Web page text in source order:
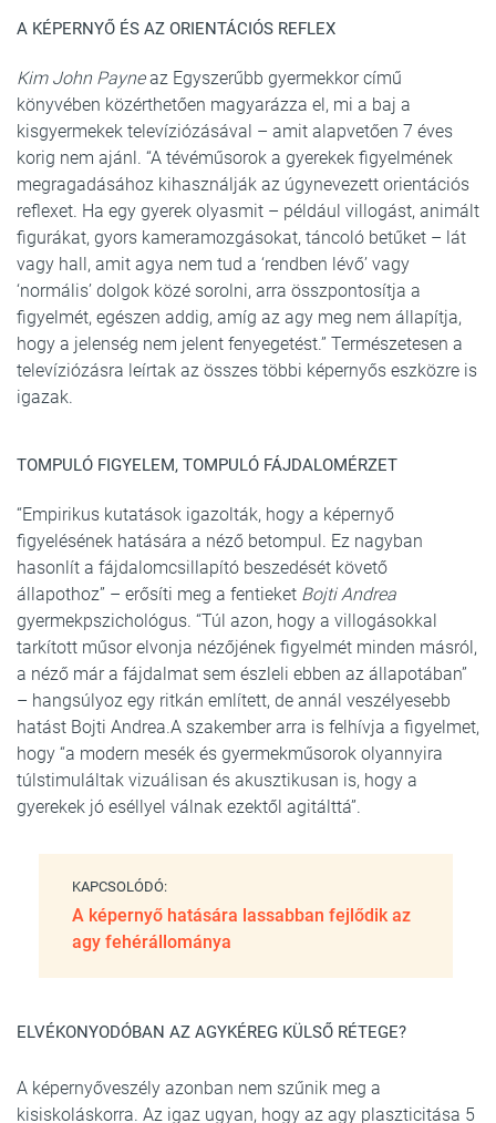
A KÉPERNYŐ ÉS AZ ORIENTÁCIÓS REFLEX
Kim John Payneaz Egyszerűbb gyermekkor című
könyvében közérthetően magyarázza el, mi a baj a
kisgyermekek televíziózásával – amit alapvetően 7 éves
korig nem ajánl. “A tévéműsorok a gyerekek figyelmének
megragadásához kihasználják az úgynevezett orientációs
reflexet. Ha egy gyerek olyasmit – például villogást, animált
figurákat, gyors kameramozgásokat, táncoló betűket – lát
vagy hall, amit agya nem tud a ‘rendben lévő’ vagy
‘normális’ dolgok közé sorolni, arra összpontosítja a
figyelmét, egészen addig, amíg az agy meg nem állapítja,
hogy a jelenség nem jelent fenyegetést.” Természetesen a
televíziózásra leírtak az összes többi képernyős eszközre is
igazak.
TOMPULÓ FIGYELEM, TOMPULÓ FÁJDALOMÉRZET
“Empirikus kutatások igazolták, hogy a képernyő
figyelésének hatására a néző betompul. Ez nagyban
hasonlít a fájdalomcsillapító beszedését követő
állapothoz” – erősíti meg a fentieket Bojti Andrea
gyermekpszichológus. “Túl azon, hogy a villogásokkal
tarkított műsor elvonja nézőjének figyelmét minden másról,
a néző már a fájdalmat sem észleli ebben az állapotában”
– hangsúlyoz egy ritkán említett, de annál veszélyesebb
hatást Bojti Andrea.A szakember arra is felhívja a figyelmet,
hogy “a modern mesék és gyermekműsorok olyannyira
túlstimuláltak vizuálisan és akusztikusan is, hogy a
gyerekek jó eséllyel válnak ezektől agitálttá”.
KAPCSOLÓDÓ:
A képernyő hatására lassabban fejlődik az
agy fehérállománya
ELVÉKONYODÓBAN AZ AGYKÉREG KÜLSŐ RÉTEGE?
A képernyőveszély azonban nem szűnik meg a
kisiskoláskorra. Az igaz ugyan, hogy az agy plaszticitása 5